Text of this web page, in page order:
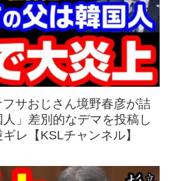
フサおじさん境野春彦が詰
」差別的なデマを投稿し
レ【KSLチャンネル】